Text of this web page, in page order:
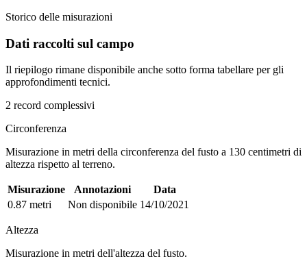
Storico delle misurazioni
Dati raccolti sul campo
Il riepilogo rimane disponibile anche sotto forma tabellare per gli
approfondimenti tecnici.
2 record complessivi
Circonferenza
Misurazione in metri della circonferenza del fusto a 130 centimetri di
altezza rispetto al terreno.
Misurazione Annotazioni
Data
0.87 metri
Non disponibile 14/10/2021
Altezza
Misurazione in metri dell'altezza del fusto.